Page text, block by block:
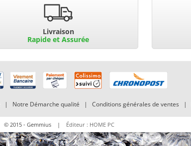
Livraison
Rapide et Assurée
| Notre Démarche qualité |Conditions générales de ventes |
© 2015 - Gemmius | Éditeur : HOME PC